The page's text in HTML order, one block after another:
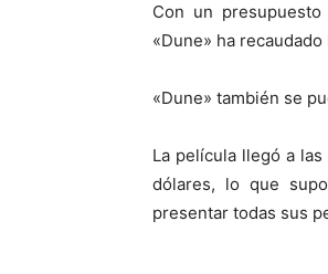
Con un
«Dune» ha
«Dune» también se
La película llegó a
dólares, lo que
presentar todas sus